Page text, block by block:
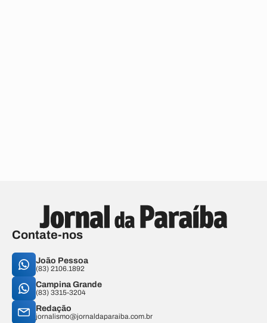
Contate-nos
João Pessoa
(83) 2106.1892
Campina Grande
(83) 3315-3204
Redação
jornalismo@jornaldaparaiba.com.br